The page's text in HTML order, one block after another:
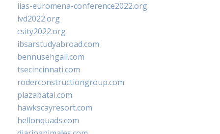
iias-euromena-conference2022.org
ivd2022.org
csity2022.org
ibsarstudyabroad.com
bennusehgall.com
tsecincinnati.com
roderconstructiongroup.com
plazabatai.com
hawkscayresort.com
hellonquads.com